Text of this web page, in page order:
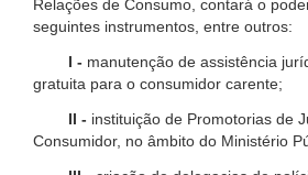
Relações de Consumo, contará o
seguintes instrumentos, entre outros:
I - manutenção de assistência
gratuita para o consumidor carente;
II - instituição de Promotorias de
Consumidor, no âmbito do Ministério